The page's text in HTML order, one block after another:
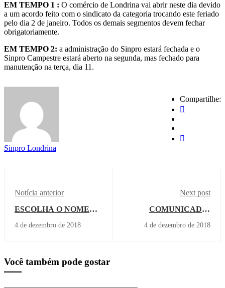
EM TEMPO 1 : O comércio de Londrina vai abrir neste dia devido
a um acordo feito com o sindicato da categoria trocando este feriado
pelo dia 2 de janeiro. Todos os demais segmentos devem fechar
obrigatoriamente.
EM TEMPO 2: a administração do Sinpro estará fechada e o
Sinpro Campestre estará aberto na segunda, mas fechado para
manutenção na terça, dia 11.
Compartilhe:
Sinpro Londrina
Notícia anterior
ESCOLHA O NOME
SINPRO CONSTRUIU
4 de dezembro de 2018
Next post
COMUNICADO:
SALARIAL
4 de dezembro de 2018
Você também pode gostar